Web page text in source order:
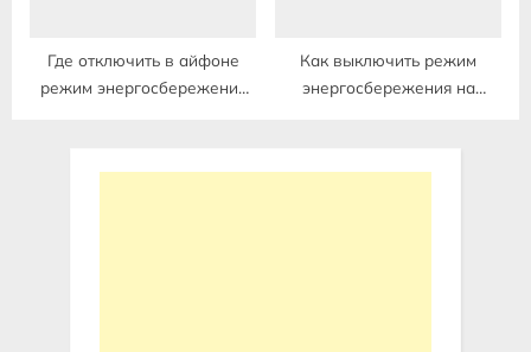
Где отключить в айфоне
режим энергосбережения
Как выключить режим
энергосбережения на